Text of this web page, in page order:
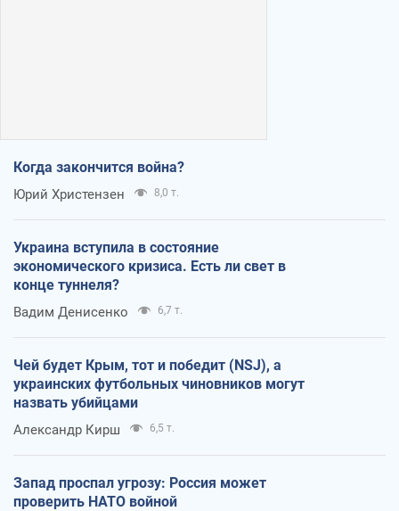
Когда закончится война?
Юрий Христензен 8,0 т.
Украина вступила в состояние
экономического кризиса. Есть ли свет в
конце туннеля?
Вадим Денисенко 6,7 т.
Чей будет Крым, тот и победит (NSJ), а
украинских футбольных чиновников могут
назвать убийцами
Александр Кирш 6,5 т.
Запад проспал угрозу: Россия может
проверить НАТО войной